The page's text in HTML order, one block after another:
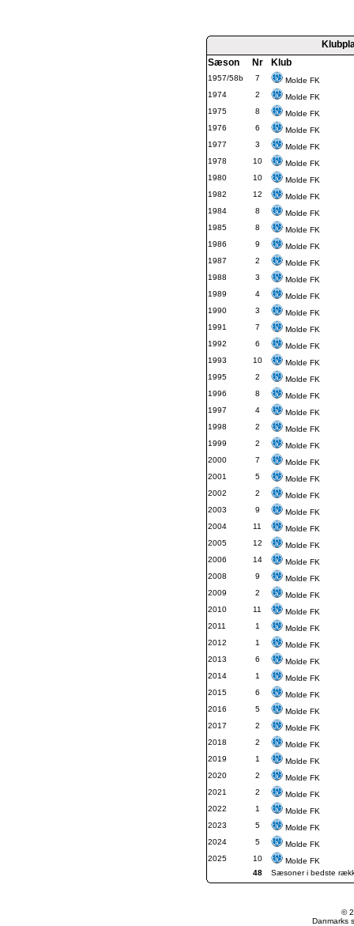
Sæson
Nr Klub
1957/58b 7
Molde FK
1974
2
Molde FK
1975
8
Molde FK
1976
6
Molde FK
1977
3
Molde FK
1978
10
Molde FK
1980
10
Molde FK
1982
12
Molde FK
1984
8
Molde FK
1985
8
Molde FK
1986
9
Molde FK
1987
2
Molde FK
1988
3
Molde FK
1989
4
Molde FK
1990
3
Molde FK
1991
7
Molde FK
1992
6
Molde FK
1993
10
Molde FK
1995
2
Molde FK
1996
8
Molde FK
1997
4
Molde FK
1998
2
Molde FK
1999
2
Molde FK
2000
7
Molde FK
2001
5
Molde FK
2002
2
Molde FK
2003
9
Molde FK
2004
11
Molde FK
2005
12
Molde FK
2006
14
Molde FK
2008
9
Molde FK
2009
2
Molde FK
2010
11
Molde FK
2011
1
Molde FK
2012
1
Molde FK
2013
6
Molde FK
2014
1
Molde FK
2015
6
Molde FK
2016
5
Molde FK
2017
2
Molde FK
2018
2
Molde FK
2019
1
Molde FK
2020
2
Molde FK
2021
2
Molde FK
2022
1
Molde FK
2023
5
Molde FK
2024
5
Molde FK
2025
10
Molde FK
48
Sæsoner i bedste
©
Danmarks